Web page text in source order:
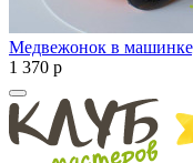
Медвежонок в
1 370 p